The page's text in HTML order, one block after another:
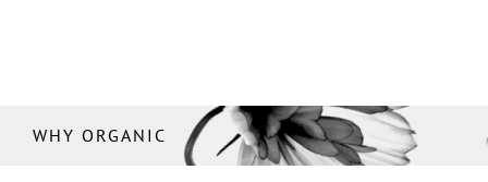
WHY ORGANIC